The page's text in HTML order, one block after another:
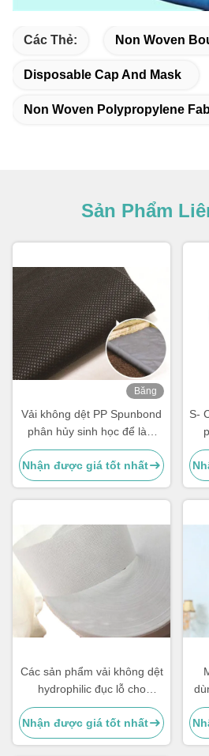
Các Thẻ: Non Woven
Disposable Cap And Mask
Non Woven Polypropylene
Sản Phẩm
Băng
Vải không dệt PP Spunbond
phân hủy sinh học để làm
vườn
Nhận được giá tốt nhất
S-
Các sản phẩm vải không dệt
hydrophilic đục lỗ cho
nguyên liệu vệ sinh
Nhận được giá tốt nhất